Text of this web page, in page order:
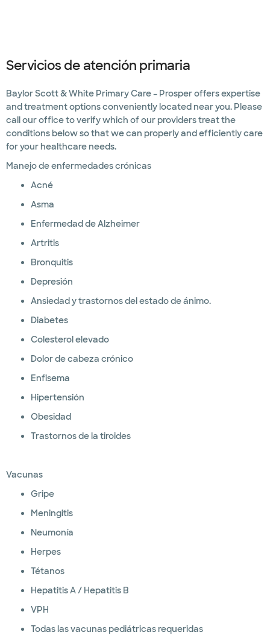
Servicios de atención primaria
Baylor Scott & White Primary Care – Prosper offers expertise
and treatment options conveniently located near you. Please
call our office to verify which of our providers treat the
conditions below so that we can properly and efficiently care
for your healthcare needs.
Manejo de enfermedades crónicas
Acné
Asma
Enfermedad de Alzheimer
Artritis
Bronquitis
Depresión
Ansiedad y trastornos del estado de ánimo.
Diabetes
Colesterol elevado
Dolor de cabeza crónico
Enfisema
Hipertensión
Obesidad
Trastornos de la tiroides
Vacunas
Gripe
Meningitis
Neumonía
Herpes
Tétanos
Hepatitis A / Hepatitis B
VPH
Todas las vacunas pediátricas requeridas